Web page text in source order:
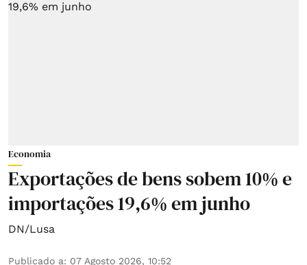
Economia
Exportações de bens sobem 10% e
importações 19,6% em junho
DN/Lusa
Publicado a: 07 Agosto 2026, 10:52